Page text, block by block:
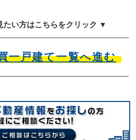
たい方はこちらをクリック ▼
一戸建て一覧へ進む